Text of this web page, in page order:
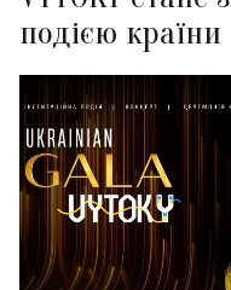
подією країни